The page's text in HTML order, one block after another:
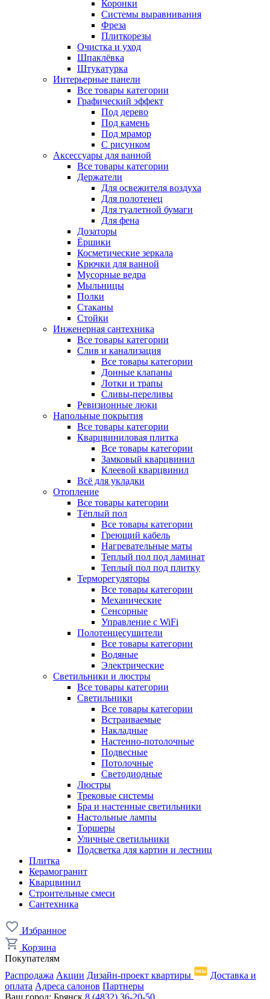
Коронки
Системы выравнивания
Фреза
Плиткорезы
Очистка и уход
Шпаклёвка
Штукатурка
Интерьерные панели
Все товары категории
Графический эффект
Под дерево
Под камень
Под мрамор
С рисунком
Аксессуары для ванной
Все товары категории
Держатели
Для освежителя воздуха
Для полотенец
Для туалетной бумаги
Для фена
Дозаторы
Ёршики
Косметические зеркала
Крючки для ванной
Мусорные ведра
Мыльницы
Полки
Стаканы
Стойки
Инженерная сантехника
Все товары категории
Слив и канализация
Все товары категории
Донные клапаны
Лотки и трапы
Сливы-переливы
Ревизионные люки
Напольные покрытия
Все товары категории
Кварцвиниловая плитка
Все товары категории
Замковый кварцвинил
Клеевой кварцвинил
Всё для укладки
Отопление
Все товары категории
Тёплый пол
Все товары категории
Греющий кабель
Нагревательные маты
Теплый пол под ламинат
Теплый пол под плитку
Терморегуляторы
Все товары категории
Механические
Сенсорные
Управление с WiFi
Полотенцесушители
Все товары категории
Водяные
Электрические
Светильники и люстры
Все товары категории
Светильники
Все товары категории
Встраиваемые
Накладные
Настенно-потолочные
Подвесные
Потолочные
Светодиодные
Люстры
Трековые системы
Бра и настенные светильники
Настольные лампы
Торшеры
Уличные светильники
Подсветка для картин и лестниц
Плитка
Керамогранит
Кварцвинил
Строительные смеси
Сантехника
Избранное
Корзина
Покупателям
Распродажа Акции Дизайн-проект квартиры
Доставка и
оплата Адреса салонов Партнеры
Ваш город: Брянск 8 (4832) 36-20-50